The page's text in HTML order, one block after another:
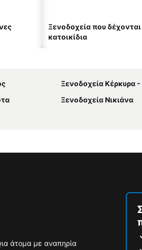
Ξενοδοχεία που δέχονται
κατοικίδια
Ξενοδοχεία Κέρκυρα
Ξενοδοχεία Νικιάνα
άτομα με αναπηρία